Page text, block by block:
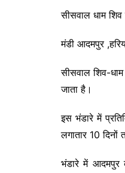
o
o
सीसवाल धाम
मंडी आदमपुर
सीसवाल शिव-
जाता है।
इस भंडारे में
लगातार 10
भंडारे में आदमपुर